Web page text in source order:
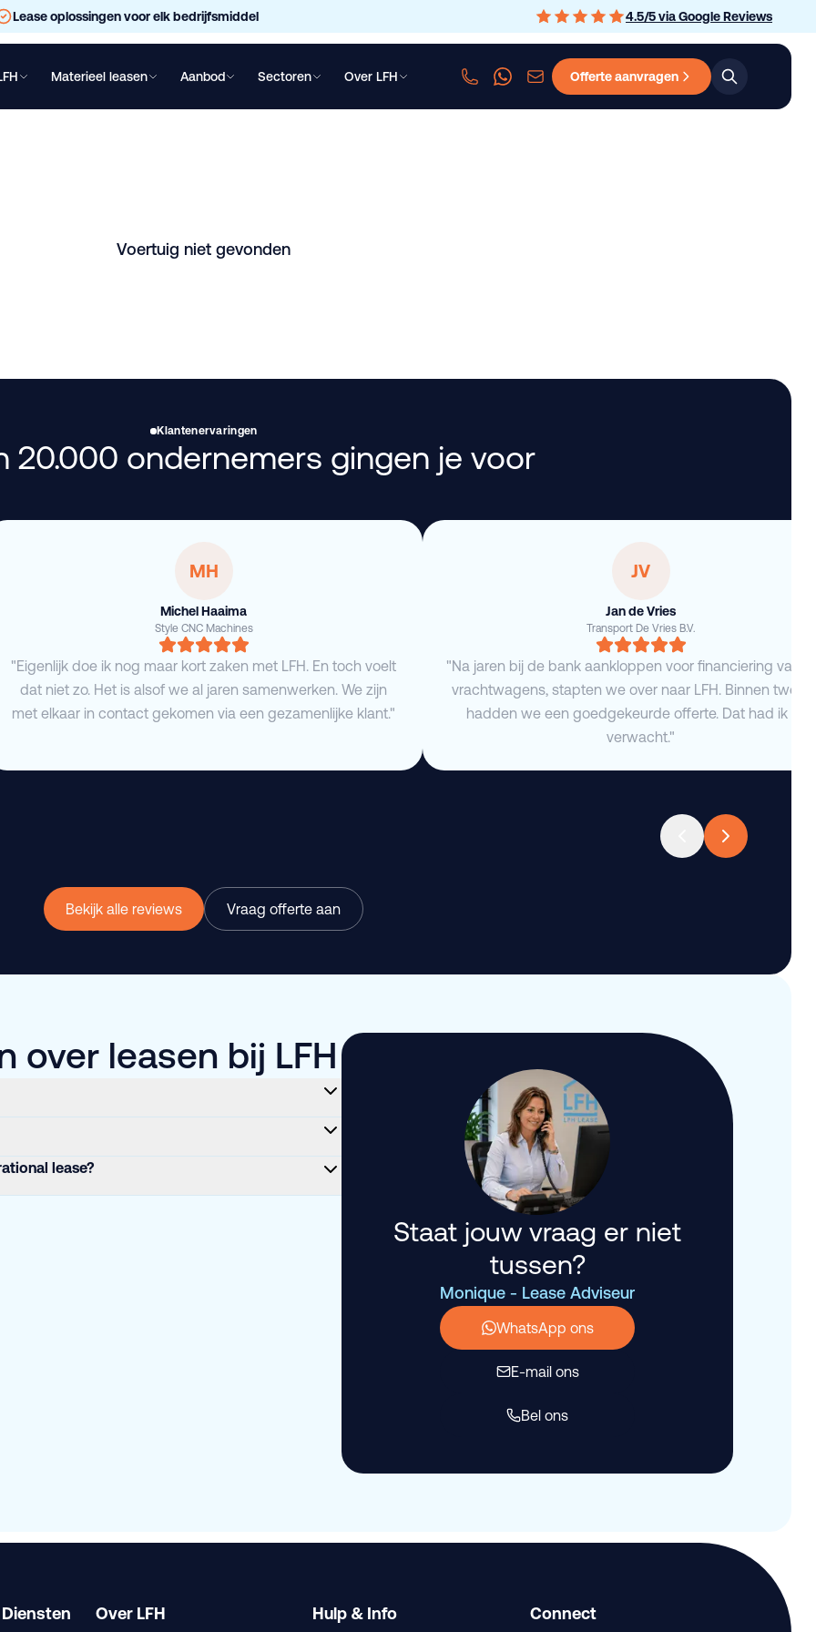
Lease oplossingen voor elk bedrijfsmiddel 4.5/5via Google Reviews
Materieel leasen Aanbod Sectoren Over LFH Offerte aanvragen
Voertuig niet gevonden
Klantenervaringen
20.000 ondernemers gingen je voor
MH
Michel Haaima
Style CNC Machines
"Eigenlijk doe ik nog maar kort zaken met LFH. En toch voelt
dat niet zo. Het is alsof we al jaren samenwerken. We zijn
met elkaar in contact gekomen via een gezamenlijke klant."
JV
Jan de Vries
Transport De Vries B.V.
"Na jaren bij de bank aankloppen voor financiering van
vrachtwagens, stapten we over naar LFH. Binnen twee
hadden we een goedgekeurde offerte. Dat had ik niet
verwacht."
Bekijk alle reviews Vraag offerte aan
over leasen bij LFH
lease?
Staat jouw vraag er niet
tussen?
Monique - Lease Adviseur
WhatsApp ons
E-mail ons
Bel ons
Over LFH Hulp & Info Connect